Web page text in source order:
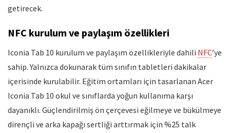
getirecek.
NFC kurulum ve paylaşım özellikleri
Iconia Tab 10 kurulum ve paylaşım özellikleriyle dahili NFC’ye
sahip. Yalnızca dokunarak tüm sınıfın tabletleri dakikalar
içerisinde kurulabilir. Eğitim ortamları için tasarlanan Acer
Iconia Tab 10 okul ve sınıflarda yoğun kullanıma karşı
dayanıklı. Güçlendirilmiş ön çerçevesi eğilmeye ve bükülmeye
dirençli ve arka kapağı sertliği arttırmak için %25 talk